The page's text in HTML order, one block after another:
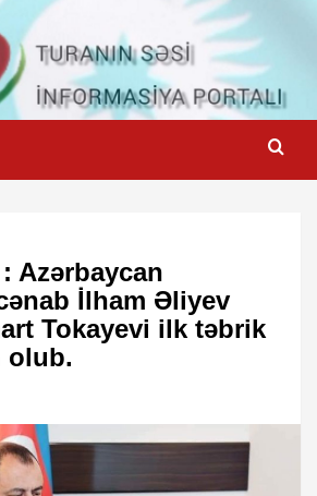
Azərbaycan
İlham Əliyev
Tokayevi ilk təbrik
olub.